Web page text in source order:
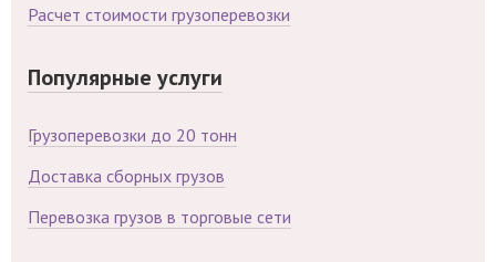
Расчет стоимости грузоперевозки
Популярные услуги
Грузоперевозки до 20 тонн
Доставка сборных грузов
Перевозка грузов в торговые сети